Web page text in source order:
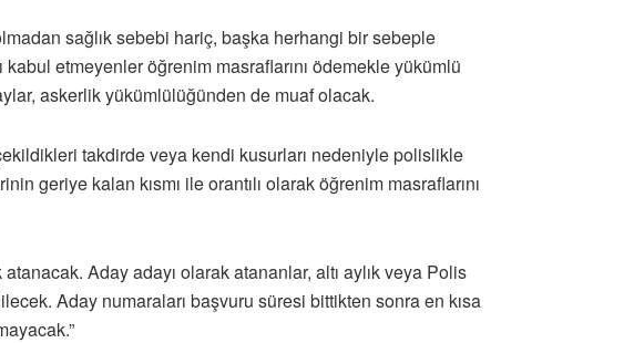
sağlık sebebi hariç, başka herhangi bir sebeple
etmeyenler öğrenim masraflarını ödemekle yükümlü
askerlik yükümlülüğünden de muaf olacak.
takdirde veya kendi kusurları nedeniyle polislikle
geriye kalan kısmı ile orantılı olarak öğrenim masraflarını
Aday adayı olarak atananlar, altı aylık veya Polis
Aday numaraları başvuru süresi bittikten sonra en kısa